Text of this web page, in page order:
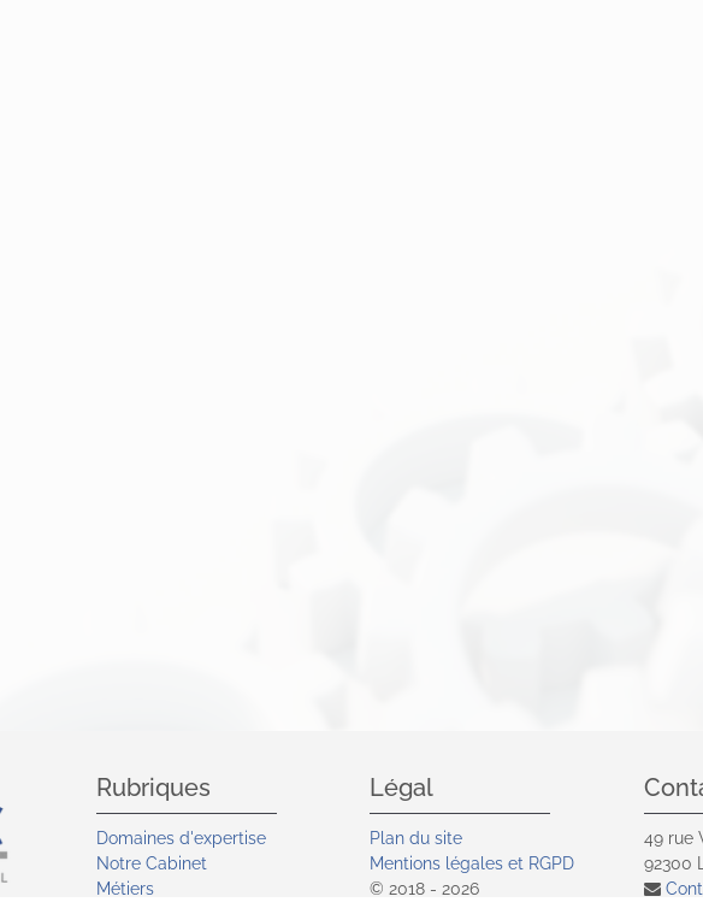
Rubriques
Domaines d'expertise
Notre Cabinet
Métiers
Légal
Plan du site
Mentions légales et RGPD
© 2018 - 2026
49 rue
92300